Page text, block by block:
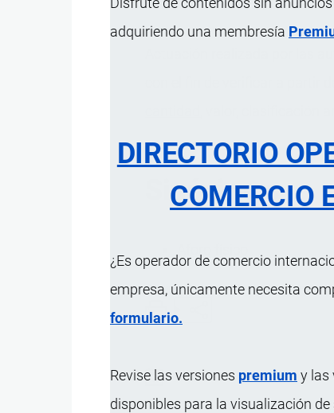
adquiriendo una membresía
DIRECTORIO
COMERCIO
¿Es operador de comercio
empresa, únicamente necesita
formulario.
Revise las versiones premium y las
disponibles para la visualización de
Actuación realizada por las
, valor, clasificación
Sinónimos
Actualizado el 9 Septiembre,